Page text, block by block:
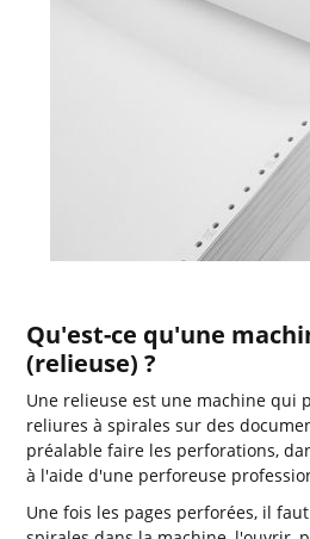
Qu'est-ce qu'une
(relieuse) ?
Une relieuse est une machine qui
reliures à spirales sur des
préalable faire les perforations,
à l'aide d'une perforeuse
Une fois les pages perforées, il